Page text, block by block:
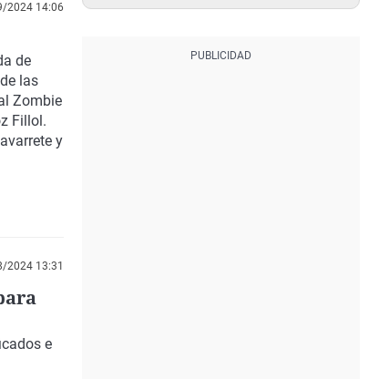
2024 14:06
de
las
Zombie
Fillol.
y
2024 13:31
e